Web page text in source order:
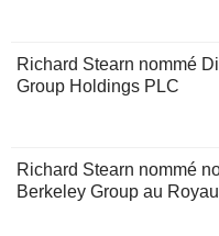
Richard Stearn nommé
Group Holdings PLC
Richard Stearn nommé
Berkeley Group au